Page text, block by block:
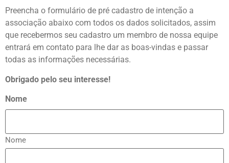
Preencha o formulário de pré cadastro de intenção a
associação abaixo com todos os dados solicitados, assim
que recebermos seu cadastro um membro de nossa equipe
entrará em contato para lhe dar as boas-vindas e passar
todas as informações necessárias.
Obrigado pelo seu interesse!
Nome
Nome